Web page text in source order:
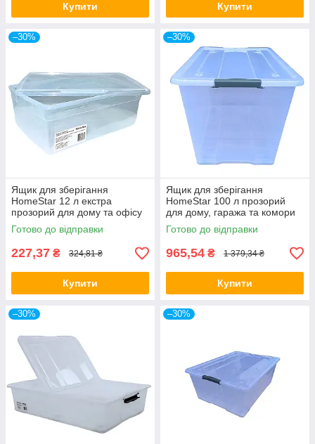
Купити Купити
–30%
Ящик для зберігання
HomeStar 12 л екстра
прозорий для дому та офісу
Готово до відправки
227,37 ₴ 324,81 ₴
Купити
–30%
Ящик для зберігання
HomeStar 100 л прозорий
для дому, гаража та комори
Готово до відправки
965,54 ₴ 1 379,34 ₴
Купити
–30% –30%